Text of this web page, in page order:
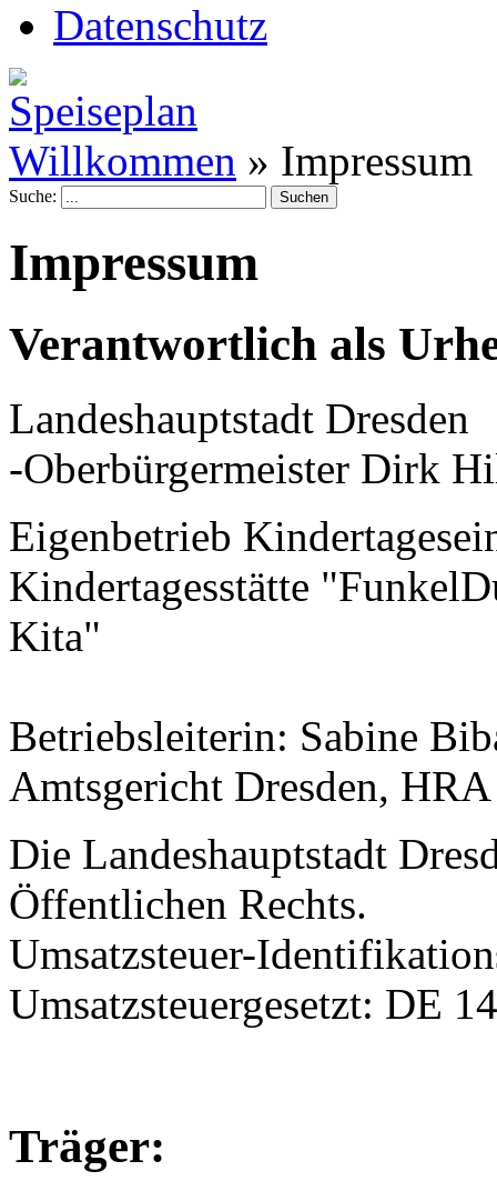
Datenschutz
Willkommen » Impressum
Suche:
Impressum
Verantwortlich als
Landeshauptstadt Dresden
-Oberbürgermeister Dirk
Eigenbetrieb
Kindertagesstätte
Kita"
Betriebsleiterin: Sabine
Amtsgericht Dresden,
Die Landeshauptstadt
Öffentlichen Rechts.
Umsatzsteuer-
Umsatzsteuergesetzt: DE
Träger: